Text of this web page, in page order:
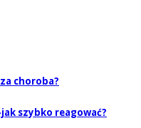
choroba?
szybko reagować?